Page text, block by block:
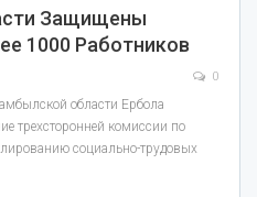
Защищены
1000 Работников
0
области Ербола
трехсторонней комиссии по
социально-трудовых